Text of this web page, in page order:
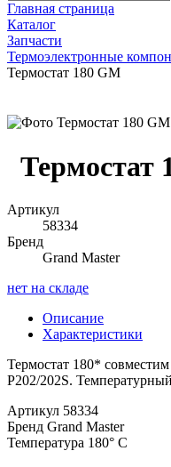
Главная страница
Каталог
Запчасти
Термоэлектронные
Термостат 180 GM
Термостат
Артикул
58334
Бренд
Grand Master
нет на складе
Описание
Характеристики
Термостат 180*
P202/202S.
Артикул 58334
Бренд Grand Master
Температура 180° C